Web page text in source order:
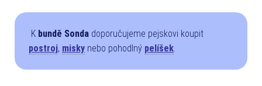
K bundě Sonda doporučujeme pejskovi koupit
postroj, misky nebo pohodlný pelíšek.